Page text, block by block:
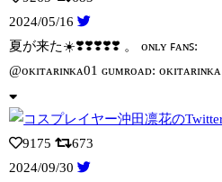
2024/05/16
夏が来た☀️❣️❣️❣️❣️❣️ 。 ᴏɴʟʏ ꜰᴀɴꜱ:
@ᴏᴋɪᴛᴀʀɪɴᴋᴀ01 ɢᴜᴍʀᴏᴀᴅ: ᴏᴋɪᴛᴀʀɪɴᴋᴀ
9175
673
2024/09/30